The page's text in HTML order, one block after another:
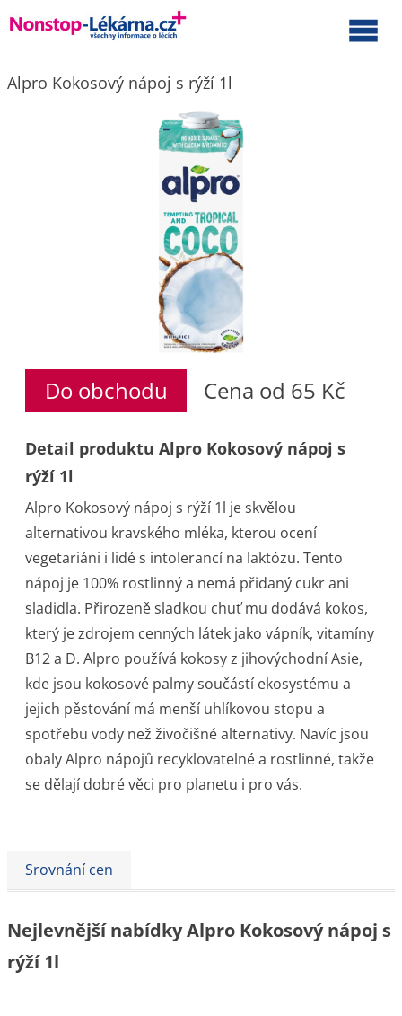
Alpro Kokosový nápoj s rýží 1l
Do obchodu Cena od 65 Kč
Detail produktu Alpro Kokosový nápoj s
rýží 1l
Alpro Kokosový nápoj s rýží 1l je skvělou
alternativou kravského mléka, kterou ocení
vegetariáni i lidé s intolerancí na laktózu. Tento
nápoj je 100% rostlinný a nemá přidaný cukr ani
sladidla. Přirozeně sladkou chuť mu dodává kokos,
který je zdrojem cenných látek jako vápník, vitamíny
B12 a D. Alpro používá kokosy z jihovýchodní Asie,
kde jsou kokosové palmy součástí ekosystému a
jejich pěstování má menší uhlíkovou stopu a
spotřebu vody než živočišné alternativy. Navíc jsou
obaly Alpro nápojů recyklovatelné a rostlinné, takže
se dělají dobré věci pro planetu i pro vás.
Srovnání cen
Nejlevnější nabídky Alpro Kokosový nápoj s
rýží 1l